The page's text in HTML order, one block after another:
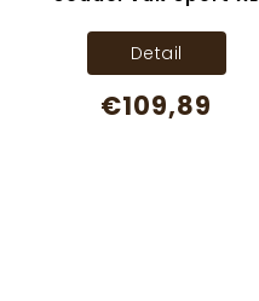
€109,89
Detail